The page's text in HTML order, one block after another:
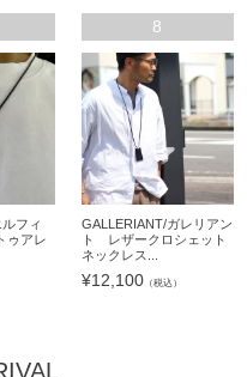
ルフィ
ゥアレ
8
GALLERIANT/ガレリアン
ト レザークロシェット
ネックレス...
¥12,100（税込）